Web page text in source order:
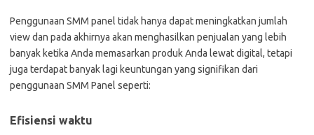
Penggunaan SMM panel tidak hanya dapat meningkatkan jumlah
view dan pada akhirnya akan menghasilkan penjualan yang lebih
banyak ketika Anda memasarkan produk Anda lewat digital, tetapi
juga terdapat banyak lagi keuntungan yang signifikan dari
penggunaan SMM Panel seperti:
Efisiensi waktu